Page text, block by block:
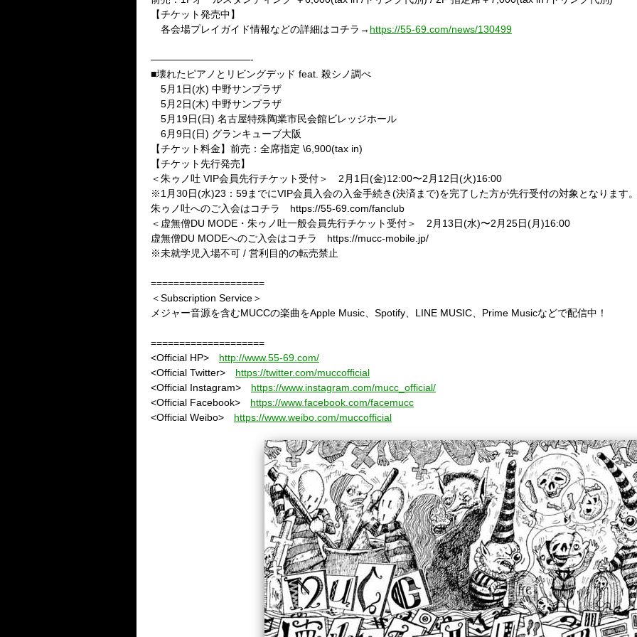
【チケット発売中】
各会場プレイガイド情報などの詳細はコチラ→ https://55-69.com/news/130499
——————————-
■壊れたピアノとリビングデッド feat. 殺シノ調べ
5月1日(水) 中野サンプラザ
5月2日(木) 中野サンプラザ
5月19日(日) 名古屋特殊陶業市民会館ビレッジホール
6月9日(日) グランキューブ大阪
【チケット料金】前売：全席指定 \6,900(tax in)
【チケット先行発売】
＜朱ゥノ吐 VIP会員先行チケット受付＞ 2月1日(金)12:00〜2月12日(火)16:00
※1月30日(水)23：59までにVIP会員入会の入金手続き(決済まで)を完了した方が先行受付の対象となります
朱ゥノ吐へのご入会はコチラ https://55-69.com/fanclub
＜虚無僧DU MODE・朱ゥノ吐一般会員先行チケット受付＞ 2月13日(水)〜2月25日(月)16:00
虚無僧DU MODEへのご入会はコチラ https://mucc-mobile.jp/
※未就学児入場不可 / 営利目的の転売禁止
====================
＜Subscription Service＞
メジャー音源を含むMUCCの楽曲をApple Music、Spotify、LINE MUSIC、Prime Musicなどで配信中！
====================
<Official HP> http://www.55-69.com/
<Official Twitter> https://twitter.com/muccofficial
<Official Instagram> https://www.instagram.com/mucc_official/
<Official Facebook> https://www.facebook.com/facemucc
<Official Weibo> https://www.weibo.com/muccofficial